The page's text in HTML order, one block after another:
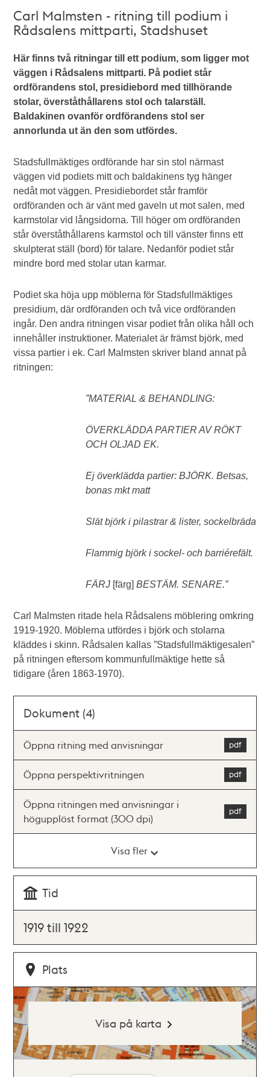
Carl Malmsten - ritning till podium i
Rådsalens mittparti, Stadshuset
Här finns två ritningar till ett podium, som ligger mot
väggen i Rådsalens mittparti. På podiet står
ordförandens stol, presidiebord med tillhörande
stolar, överståthållarens stol och talarställ.
Baldakinen ovanför ordförandens stol ser
annorlunda ut än den som utfördes.
Stadsfullmäktiges ordförande har sin stol närmast
väggen vid podiets mitt och baldakinens tyg hänger
nedåt mot väggen. Presidiebordet står framför
ordföranden och är vänt med gaveln ut mot salen, med
karmstolar vid långsidorna. Till höger om ordföranden
står överståthållarens karmstol och till vänster finns ett
skulpterat ställ (bord) för talare. Nedanför podiet står
mindre bord med stolar utan karmar.
Podiet ska höja upp möblerna för Stadsfullmäktiges
presidium, där ordföranden och två vice ordföranden
ingår. Den andra ritningen visar podiet från olika håll och
innehåller instruktioner. Materialet är främst björk, med
vissa partier i ek. Carl Malmsten skriver bland annat på
ritningen:
”MATERIAL & BEHANDLING:
ÖVERKLÄDDA PARTIER AV RÖKT
OCH OLJAD EK.
Ej överklädda partier: BJÖRK. Betsas,
bonas mkt matt
Slät björk i pilastrar & lister, sockelbräda
Flammig björk i sockel- och barriérefält.
FÄRJ [färg]BESTÄM. SENARE.”
Carl Malmsten ritade hela Rådsalens möblering omkring
1919-1920. Möblerna utfördes i björk och stolarna
kläddes i skinn. Rådsalen kallas ”Stadsfullmäktigesalen”
på ritningen eftersom kommunfullmäktige hette så
tidigare (åren 1863-1970).
Dokument (4)
Öppna ritning med anvisningar
Öppna perspektivritningen
Öppna ritningen med anvisningar i
högupplöst format (300 dpi)
Visa fler
Tid
1919 till 1922
Plats
Visa på karta